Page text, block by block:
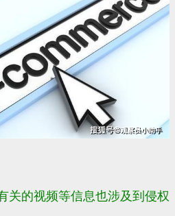
关的视频等信息也涉及到侵权